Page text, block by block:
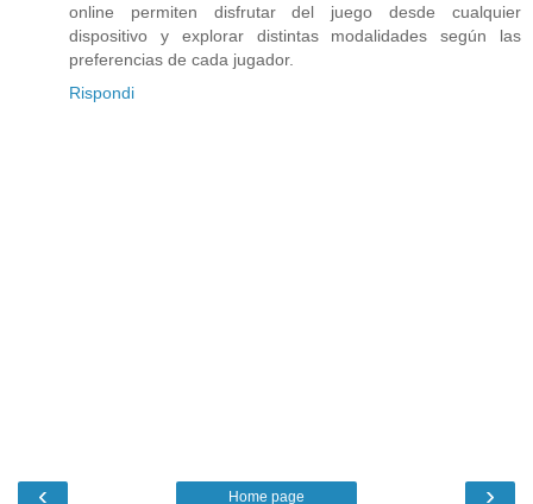
online permiten disfrutar del juego desde cualquier
dispositivo y explorar distintas modalidades según las
preferencias de cada jugador.
Rispondi
‹ ›
Home page